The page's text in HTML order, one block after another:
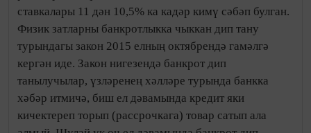
ставкалары 11 дән 10,5% ка кадәр кимү сәбәп булган.
Физик затларны банкротлыкка чыккан дип тану
турындагы закон 2015 елның октябрендә гамәлгә
кергән иде. Закон нигезендә банкрот дип
танылучылар, үзләренең хәлләре турында банкка
хәбәр итмичә, биш ел дәвамында кредит яки
кичектереп торып (рассрочкага) товар сатып ала